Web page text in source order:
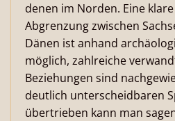
denen im Norden. Eine
Abgrenzung zwischen
Dänen ist anhand
möglich, zahlreiche
Beziehungen sind
deutlich unterscheidbaren
übertrieben kann man